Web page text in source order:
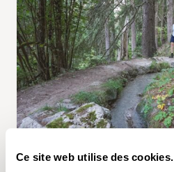
Ce site web utilise des cookies.